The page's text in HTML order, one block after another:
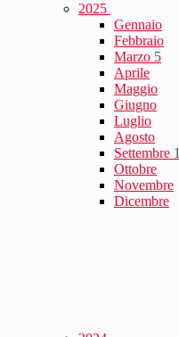
2025
Gennaio
Febbraio
Marzo 5
Aprile
Maggio
Giugno
Luglio
Agosto
Settembre 1
Ottobre
Novembre
Dicembre